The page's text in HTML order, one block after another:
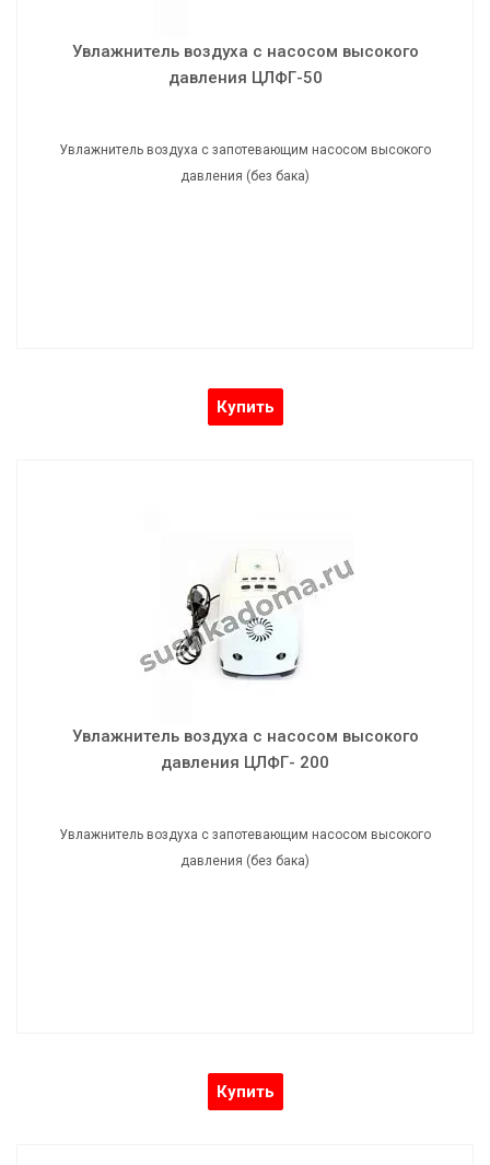
Увлажнитель воздуха с насосом высокого
давления ЦЛФГ-50
Увлажнитель воздуха с запотевающим насосом высокого
давления (без бака)
Купить
Увлажнитель воздуха с насосом высокого
давления ЦЛФГ- 200
Увлажнитель воздуха с запотевающим насосом высокого
давления (без бака)
Увлажнитель воздуха с запотевающим насосом высокого
давления (без бака)
Купить